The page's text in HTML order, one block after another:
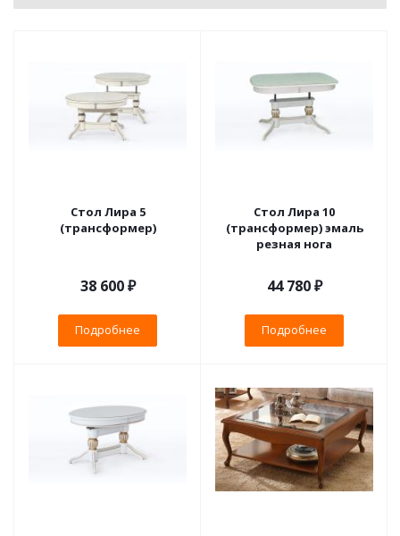
Стол Лира 5
(трансформер)
38 600 ₽
Подробнее
Стол Лира 10
(трансформер) эмаль
резная нога
44 780 ₽
Подробнее